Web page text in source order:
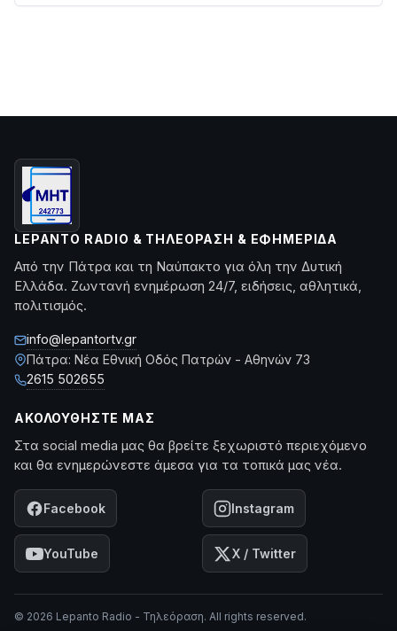
LEPANTO RADIO & ΤΗΛΕΌΡΑΣΗ & ΕΦΗΜΕΡΊΔΑ
Από την Πάτρα και τη Ναύπακτο για όλη την Δυτική
Ελλάδα. Ζωντανή ενημέρωση 24/7, ειδήσεις, αθλητικά,
πολιτισμός.
info@lepantortv.gr
Πάτρα: Νέα Εθνική Οδός Πατρών - Αθηνών 73
2615 502655
ΑΚΟΛΟΥΘΉΣΤΕ ΜΑΣ
Στα social media μας θα βρείτε ξεχωριστό περιεχόμενο
και θα ενημερώνεστε άμεσα για τα τοπικά μας νέα.
Facebook Instagram
YouTube X / Twitter
© 2026 Lepanto Radio - Τηλεόραση. All rights reserved.